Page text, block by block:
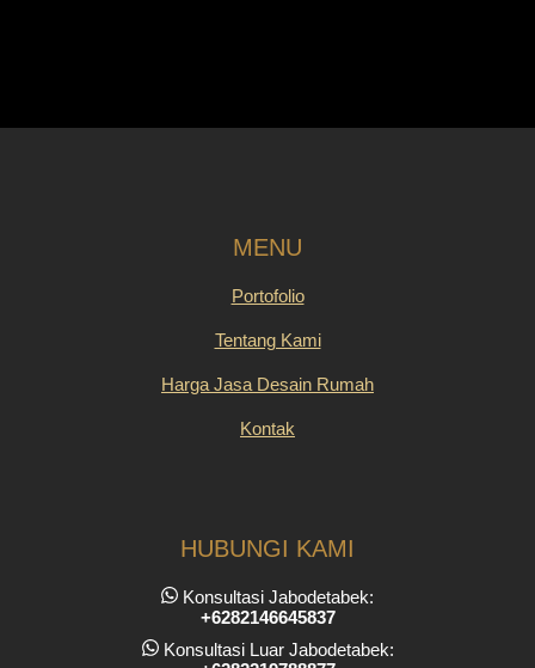
MENU
Portofolio
Tentang Kami
Harga Jasa Desain Rumah
Kontak
HUBUNGI KAMI
Konsultasi Jabodetabek:
+6282146645837
Konsultasi Luar Jabodetabek: